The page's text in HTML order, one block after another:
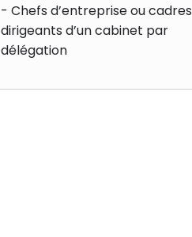
- Chefs d’entreprise ou cadres
dirigeants d’un cabinet par
délégation